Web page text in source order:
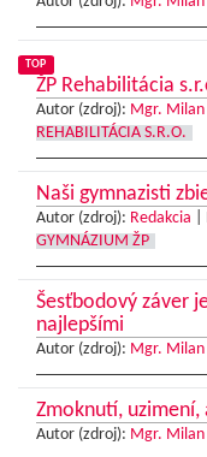
TOP
ŽP Rehabilitácia
Autor (zdroj): Mgr. Milan
REHABILITÁCIA S.R.O.
Naši gymnazisti
Autor (zdroj): Redakcia
GYMNÁZIUM ŽP
Šesťbodový záver
najlepšími
Autor (zdroj): Mgr. Milan
Zmoknutí, uzimení,
Autor (zdroj): Mgr. Milan